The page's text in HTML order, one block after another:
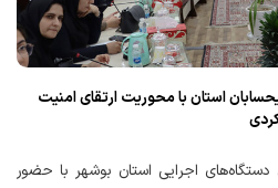
استان با محوریت ارتقای امنیت
اجرایی استان بوشهر با حضور